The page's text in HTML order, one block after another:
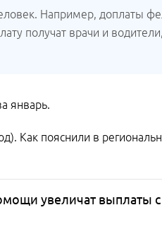
Например, доплаты
получат врачи и
январь.
Как пояснили в
увеличат выплаты с